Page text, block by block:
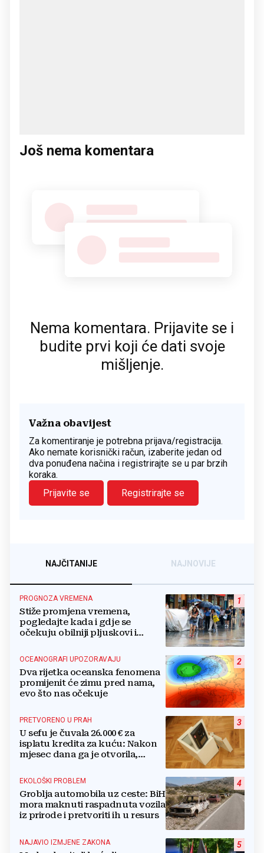
Još nema komentara
Nema komentara. Prijavite se i
budite prvi koji će dati svoje
mišljenje.
Važna obavijest
Za komentiranje je potrebna prijava/registracija.
Ako nemate korisnički račun, izaberite jedan od
dva ponuđena načina i registrirajte se u par brzih
koraka.
Prijavite se
Registrirajte se
NAJČITANIJE NAJNOVIJE
1
PROGNOZA VREMENA
Stiže promjena vremena,
pogledajte kada i gdje se
očekuju obilniji pljuskovi i
2
OCEANOGRAFI UPOZORAVAJU
Dva rijetka oceanska fenomena
promijenit će zimu pred nama,
evo što nas očekuje
3
PRETVORENO U PRAH
U sefu je čuvala 26.000 € za
isplatu kredita za kuću: Nakon
mjesec dana ga je otvorila,
4
EKOLOŠKI PROBLEM
Groblja automobila uz ceste: BiH
mora maknuti raspadnuta vozila
iz prirode i pretvoriti ih u resurs
5
NAJAVIO IZMJENE ZAKONA